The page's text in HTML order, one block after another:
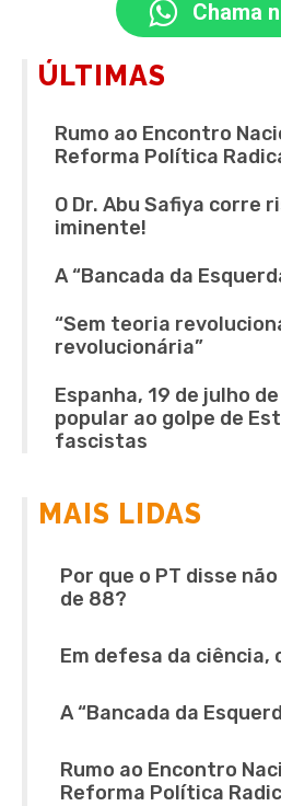
Chama
ÚLTIMAS
Rumo ao Encontro
Reforma Política
O Dr. Abu Safiya corre
iminente!
A “Bancada da
“Sem teoria
revolucionária”
Espanha, 19 de julho
popular ao golpe de
fascistas
MAIS LIDAS
Por que o PT disse
de 88?
Em defesa da
A “Bancada da
Rumo ao Encontro
Reforma Política